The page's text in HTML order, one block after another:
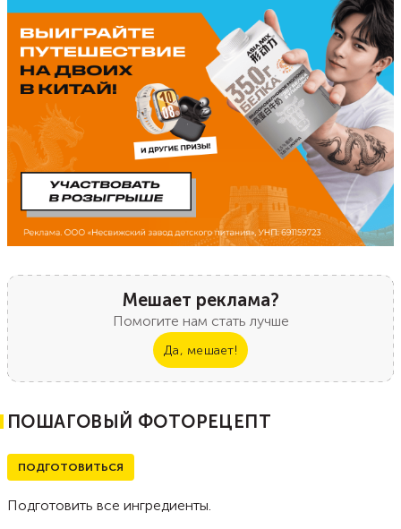
Мешает реклама?
Помогите нам стать лучше
Да, мешает!
ПОШАГОВЫЙ ФОТОРЕЦЕПТ
ПОДГОТОВИТЬСЯ
Подготовить все ингредиенты.